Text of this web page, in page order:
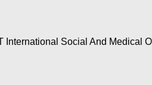
Social And Medical